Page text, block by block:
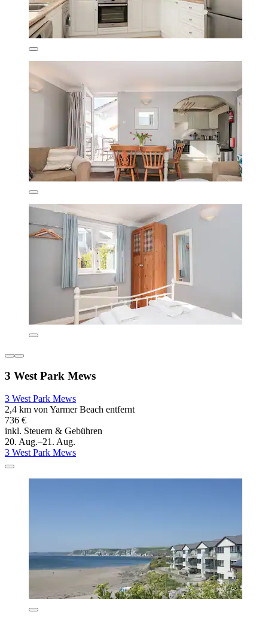
3 West Park Mews
3 West Park Mews
2,4 km von Yarmer Beach entfernt
736 €
inkl. Steuern & Gebühren
20. Aug.–21. Aug.
3 West Park Mews